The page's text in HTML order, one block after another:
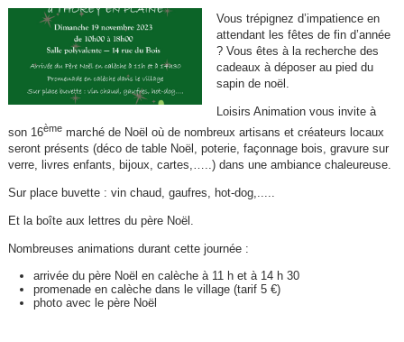
Vous trépignez d’impatience en
attendant les fêtes de fin d’année
? Vous êtes à la recherche des
cadeaux à déposer au pied du
sapin de noël.
Loisirs Animation vous invite à
son 16èmemarché de Noël où de nombreux artisans et créateurs locaux
seront présents (déco de table Noël, poterie, façonnage bois, gravure sur
verre, livres enfants, bijoux, cartes,…..) dans une ambiance chaleureuse.
Sur place buvette : vin chaud, gaufres, hot-dog,.....
Et la boîte aux lettres du père Noël.
Nombreuses animations durant cette journée :
arrivée du père Noël en calèche à 11 h et à 14 h 30
promenade en calèche dans le village (tarif 5 €)
photo avec le père Noël